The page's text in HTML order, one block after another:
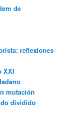
de
reflexiones
XXI
mutación
dividido